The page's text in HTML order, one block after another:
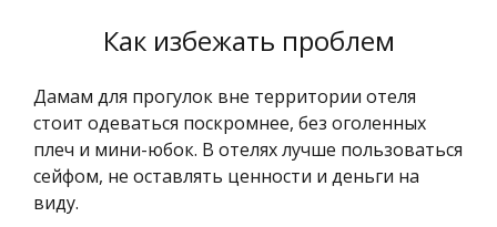
Как избежать проблем
Дамам для прогулок вне территории отеля
стоит одеваться поскромнее, без оголенных
плеч и мини-юбок. В отелях лучше пользоваться
сейфом, не оставлять ценности и деньги на
виду.